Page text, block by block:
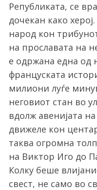
Републиката, се
дочекан како
народ кон
на прославата на
е одржана една од
француската
милиони луѓе
неговиот стан во
вдолж авенијата
движеле кон
таква огромна
на Виктор Иго до
Колку беше
свест, не само во